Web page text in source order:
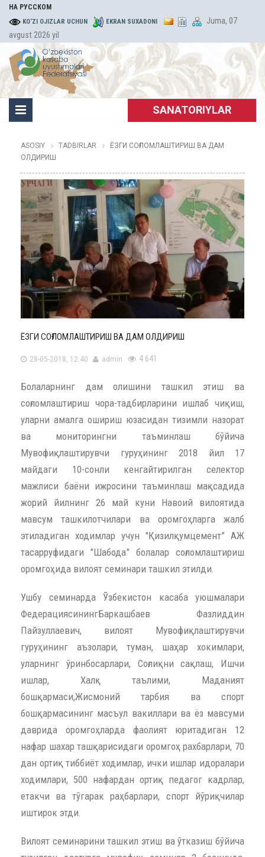
НА РУССКОМ
KO‘ZI OJIZLAR UCHUN EKRAN SUXADONI
Juma, 07
avgust 2026 yil
SANATORIYLAR
ASOSIY TADBIRLAR
ЁЗГИ СОҒЛОМЛАШТИРИШ ВА ДАМ
ОЛДИРИШ
ЁЗГИ СОҒЛОМЛАШТИРИШ ВА ДАМ ОЛДИРИШ
28-05-2018, 12:40 admin 4 641
Болаларнинг дам олишини ташкил этиш ва
соғломлаштириш чора-тадбирларини ишлаб чиқиш,
уларни амалга ошириш юзасидан тизимли назорат
ва мониторингни таъминлаш бўйича
Мувофиқлаштирувчи гуруҳининг 2018 йил 17
майдаги 10-сонли кенгайтирилган селектор
мажлиси баёни ижросини таъминлаш мақсадида
жорий йилнинг 26 май куни Навоий вилоятида
мавсум ташкилотчилари ва оромгоҳларга жалб
этиладиган ходимлар учун "Қизилқумцемент” АЖ
тасарруфидаги "Шабода” болалар соғломлаштириш
оромгоҳида вилоят семинари ташкил этилди.
Ушбу семинарда Ўзбекистон касаба уюшмалари
ФедерациясинингБаркашбаев Фазлиддин
Пайзуллаевич, вилоят Мувофиқлаштирувчи
гуруҳининг аъзолари, туман, шаҳар хокимлари,
уларнинг ўринбосарлари, Соғлиқни сақлаш, Ишчи
ишлар, Халқ таълими, Маданият
бошқармаси,Жисмоний тарбия ва спорт
бошқармасининг масъул вакиллари ва ёз мавсуми
даврида оромгоҳларда фаолият юритадиган 12
нафар шахар ташқарисидаги оромгоҳ рахбарлари, 70
дан ортиқ тиббиёт ходимлар, ички ишлар идоралари
ходимлари, 500 нафардан ортиқ педагог кадрлар,
етакчи ва тўгарак раҳбарлари, спорт йўриқчилар
иштирок этди.
Вилоят семинарини ташкил этиш ва ўтказиш бўйича